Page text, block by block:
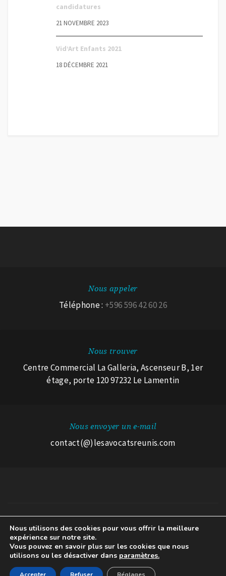
candidatures
21 NOVEMBRE 2023
Vid’Art Enfants 2021
18 DÉCEMBRE 2021
Nous appeler
Téléphone : +596 596 42 60 26
Nous trouver
Centre Commercial La Galleria, Ascenseur B, 1er
étage, porte 120 97232 Le Lamentin
Nous envoyer un e-mail
contact(@)lesavocatsreunis.com
© 2026 Les Avocats Réunis.
Mentions légales
A propos des cookies Avertissement RGPD
Nous utilisons des cookies pour vous offrir la meilleure
expérience sur notre site.
Vous pouvez en savoir plus sur les cookies que nous
utilisons ou les désactiver dans paramètres.